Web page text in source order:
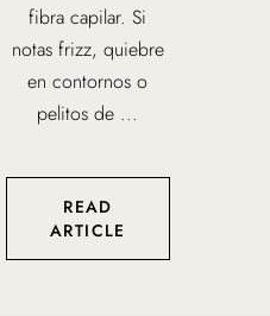
fibra capilar. Si
notas frizz, quiebre
en contornos o
pelitos de ...
READ
ARTICLE